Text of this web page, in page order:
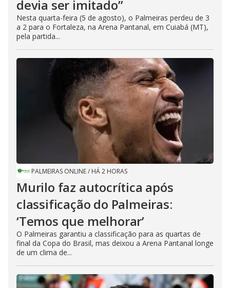
devia ser imitado”
Nesta quarta-feira (5 de agosto), o Palmeiras perdeu de 3
a 2 para o Fortaleza, na Arena Pantanal, em Cuiabá (MT),
pela partida...
PALMEIRAS ONLINE/ HÁ 2 HORAS
Murilo faz autocrítica após
classificação do Palmeiras:
‘Temos que melhorar’
O Palmeiras garantiu a classificação para as quartas de
final da Copa do Brasil, mas deixou a Arena Pantanal longe
de um clima de...